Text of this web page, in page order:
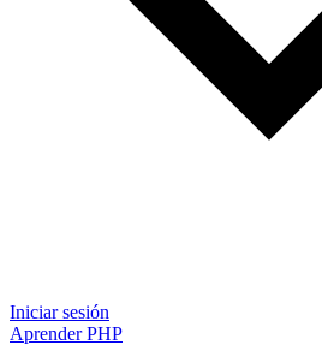
Iniciar sesión
Aprender PHP